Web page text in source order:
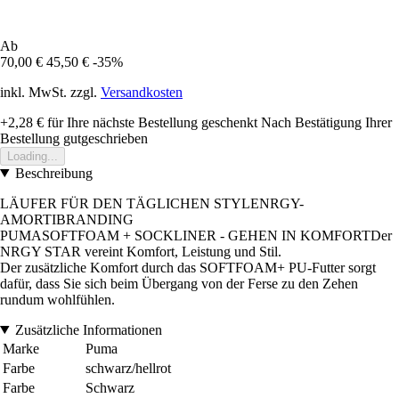
Ab
70,00 € 45,50 € -35%
inkl. MwSt. zzgl. Versandkosten
+2,28 € für Ihre nächste Bestellung geschenkt Nach Bestätigung Ihrer
Bestellung gutgeschrieben
Loading...
Beschreibung
LÄUFER FÜR DEN TÄGLICHEN STYLENRGY-
AMORTIBRANDING
PUMASOFTFOAM + SOCKLINER - GEHEN IN KOMFORTDer
NRGY STAR vereint Komfort, Leistung und Stil.
Der zusätzliche Komfort durch das SOFTFOAM+ PU-Futter sorgt
dafür, dass Sie sich beim Übergang von der Ferse zu den Zehen
rundum wohlfühlen.
Zusätzliche Informationen
Marke
Puma
Farbe
schwarz/hellrot
Farbe
Schwarz